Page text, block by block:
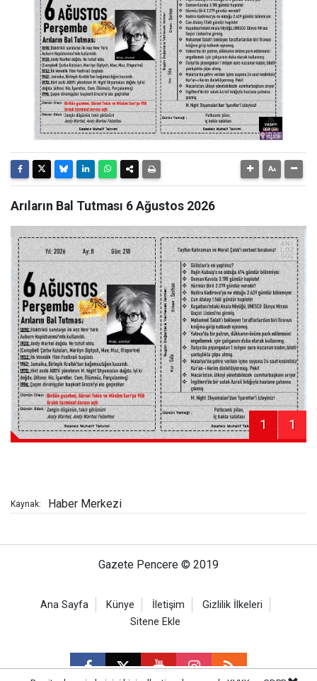
Arıların Bal Tutması 6 Ağustos 2026
1 1
Kaynak: Haber Merkezi
Gazete Pencere © 2019
Ana Sayfa Künye İletişim
Gizlilik İlkeleri
Sitene Ekle